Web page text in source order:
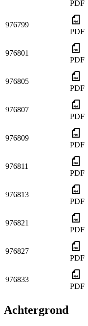
PDF
976799
PDF
976801
PDF
976805
PDF
976807
PDF
976809
PDF
976811
PDF
976813
PDF
976821
PDF
976827
PDF
976833
PDF
Achtergrond